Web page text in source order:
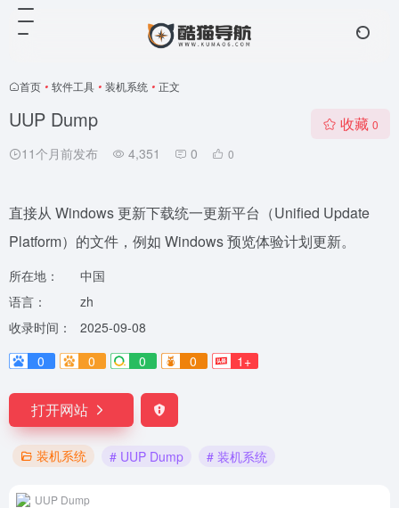
首页 • 软件工具 • 装机系统 • 正文
UUP Dump
11个月前发布 4,351 0 0
收藏 0
直接从 Windows 更新下载统一更新平台（Unified Update
Platform）的文件，例如 Windows 预览体验计划更新。
所在地：
中国
语言：
zh
收录时间：
2025-09-08
0
0 0 0 1+
打开网站
装机系统 # UUP Dump # 装机系统
UUP Dump